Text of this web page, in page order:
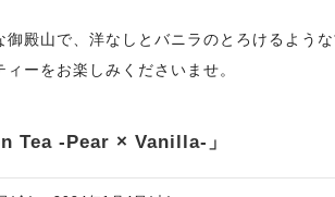
殿山で、洋なしとバニラのとろけるよう
ーをお楽しみくださいませ。
Tea -Pear × Vanilla-」